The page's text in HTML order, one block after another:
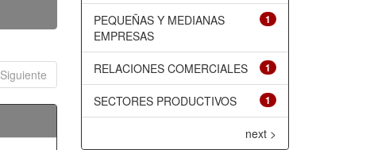
Siguiente
1
PEQUEÑAS Y MEDIANAS
EMPRESAS
1
RELACIONES COMERCIALES
1
SECTORES PRODUCTIVOS
next >